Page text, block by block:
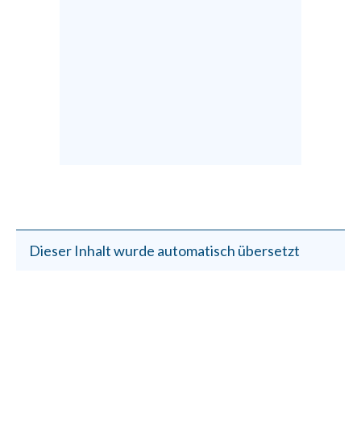
Dieser Inhalt wurde automatisch übersetzt